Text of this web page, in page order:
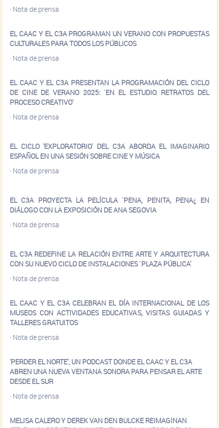
· Nota de prensa
EL CAAC Y EL C3A PROGRAMAN UN VERANO CON PROPUESTAS
CULTURALES PARA TODOS LOS PÚBLICOS
· Nota de prensa
EL CAAC Y EL C3A PRESENTAN LA PROGRAMACIÓN DEL CICLO
DE CINE DE VERANO 2025: `EN EL ESTUDIO. RETRATOS DEL
PROCESO CREATIVO'
· Nota de prensa
EL CICLO 'EXPLORATORIO' DEL C3A ABORDA EL IMAGINARIO
ESPAÑOL EN UNA SESIÓN SOBRE CINE Y MÚSICA
· Nota de prensa
EL C3A PROYECTA LA PELÍCULA `PENA, PENITA, PENA¿ EN
DIÁLOGO CON LA EXPOSICIÓN DE ANA SEGOVIA
· Nota de prensa
EL C3A REDEFINE LA RELACIÓN ENTRE ARTE Y ARQUITECTURA
CON SU NUEVO CICLO DE INSTALACIONES `PLAZA PÚBLICA'
· Nota de prensa
EL CAAC Y EL C3A CELEBRAN EL DÍA INTERNACIONAL DE LOS
MUSEOS CON ACTIVIDADES EDUCATIVAS, VISITAS GUIADAS Y
TALLERES GRATUITOS
· Nota de prensa
'PERDER EL NORTE', UN PODCAST DONDE EL CAAC Y EL C3A
ABREN UNA NUEVA VENTANA SONORA PARA PENSAR EL ARTE
DESDE EL SUR
· Nota de prensa
MELISA CALERO Y DEREK VAN DEN BULCKE REIMAGINAN